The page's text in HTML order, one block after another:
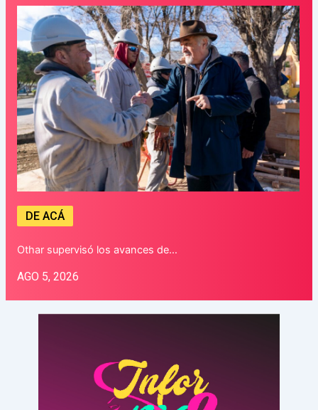
DE ACÁ
Othar supervisó los avances de…
AGO 5, 2026